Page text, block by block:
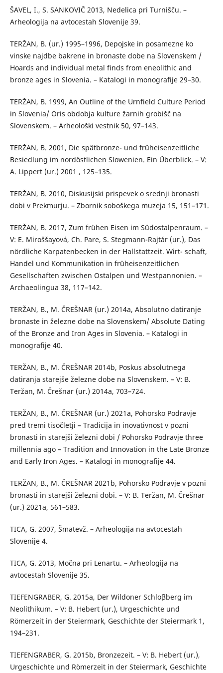
ŠAVEL, I., S. SANKOVIČ 2013, Nedelica pri Turnišču. –
Arheologija na avtocestah Slovenije 39.
TERŽAN, B. (ur.) 1995–1996, Depojske in posamezne ko
vinske najdbe bakrene in bronaste dobe na Slovenskem /
Hoards and individual metal finds from eneolithic and
bronze ages in Slovenia. – Katalogi in monografije 29–30.
TERŽAN, B. 1999, An Outline of the Urnfield Culture Period
in Slovenia/ Oris obdobja kulture žarnih grobišč na
Slovenskem. – Arheološki vestnik 50, 97–143.
TERŽAN, B. 2001, Die spätbronze- und früheisenzeitliche
Besiedlung im nordöstlichen Slowenien. Ein Überblick. – V:
A. Lippert (ur.) 2001 , 125–135.
TERŽAN, B. 2010, Diskusijski prispevek o srednji bronasti
dobi v Prekmurju. – Zbornik soboškega muzeja 15, 151–171.
TERŽAN, B. 2017, Zum frühen Eisen im Südostalpenraum. –
V: E. Miroššayová, Ch. Pare, S. Stegmann-Rajtár (ur.), Das
nördliche Karpatenbecken in der Hallstattzeit. Wirt- schaft,
Handel und Kommunikation in früheisenzeitlichen
Gesellschaften zwischen Ostalpen und Westpannonien. –
Archaeolingua 38, 117–142.
TERŽAN, B., M. ČREŠNAR (ur.) 2014a, Absolutno datiranje
bronaste in železne dobe na Slovenskem/ Absolute Dating
of the Bronze and Iron Ages in Slovenia. – Katalogi in
monografije 40.
TERŽAN, B., M. ČREŠNAR 2014b, Poskus absolutnega
datiranja starejše železne dobe na Slovenskem. – V: B.
Teržan, M. Črešnar (ur.) 2014a, 703–724.
TERŽAN, B., M. ČREŠNAR (ur.) 2021a, Pohorsko Podravje
pred tremi tisočletji – Tradicija in inovativnost v pozni
bronasti in starejši železni dobi / Pohorsko Podravje three
millennia ago – Tradition and Innovation in the Late Bronze
and Early Iron Ages. – Katalogi in monografije 44.
TERŽAN, B., M. ČREŠNAR 2021b, Pohorsko Podravje v pozni
bronasti in starejši železni dobi. – V: B. Teržan, M. Črešnar
(ur.) 2021a, 561–583.
TICA, G. 2007, Šmatevž. – Arheologija na avtocestah
Slovenije 4.
TICA, G. 2013, Močna pri Lenartu. – Arheologija na
avtocestah Slovenije 35.
TIEFENGRABER, G. 2015a, Der Wildoner Schloβberg im
Neolithikum. – V: B. Hebert (ur.), Urgeschichte und
Römerzeit in der Steiermark, Geschichte der Steiermark 1,
194–231.
TIEFENGRABER, G. 2015b, Bronzezeit. – V: B. Hebert (ur.),
Urgeschichte und Römerzeit in der Steiermark, Geschichte